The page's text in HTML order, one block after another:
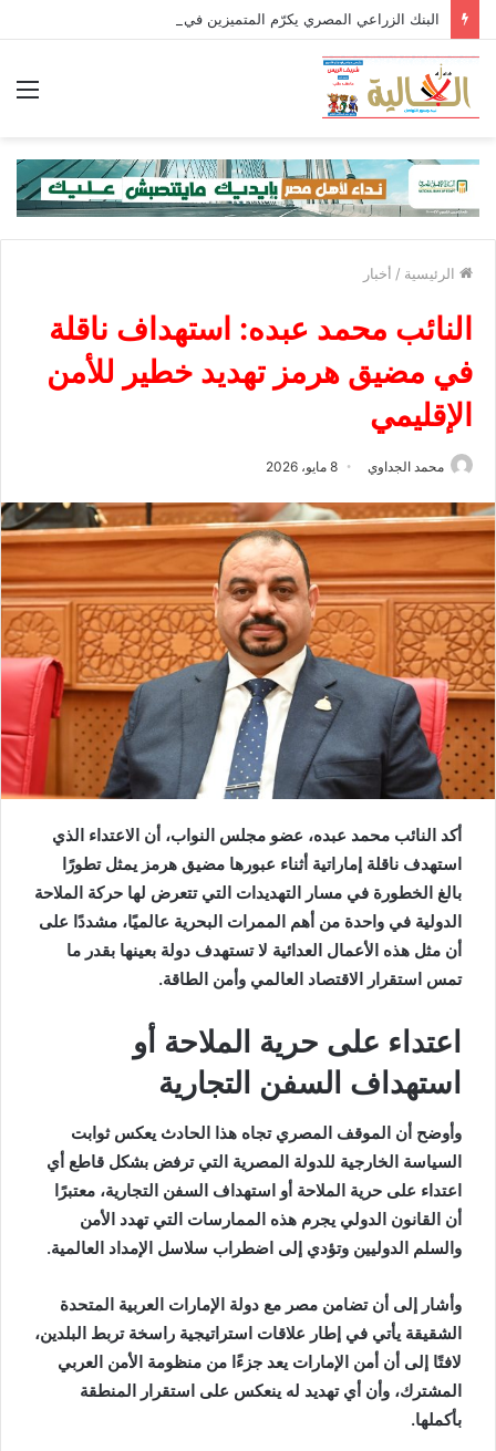
الرئيسية / أخبار
النائب محمد عبده: استهداف ناقلة
في مضيق هرمز تهديد خطير للأمن
الإقليمي
محمد الجداوي 8 مايو، 2026
أكد النائب محمد عبده، عضو مجلس النواب، أن الاعتداء الذي
استهدف ناقلة إماراتية أثناء عبورها مضيق هرمز يمثل تطورًا
بالغ الخطورة في مسار التهديدات التي تتعرض لها حركة الملاحة
الدولية في واحدة من أهم الممرات البحرية عالميًا، مشددًا على
أن مثل هذه الأعمال العدائية لا تستهدف دولة بعينها بقدر ما
تمس استقرار الاقتصاد العالمي وأمن الطاقة.
اعتداء على حرية الملاحة أو
استهداف السفن التجارية
وأوضح أن الموقف المصري تجاه هذا الحادث يعكس ثوابت
السياسة الخارجية للدولة المصرية التي ترفض بشكل قاطع أي
اعتداء على حرية الملاحة أو استهداف السفن التجارية، معتبرًا
أن القانون الدولي يجرم هذه الممارسات التي تهدد الأمن
والسلم الدوليين وتؤدي إلى اضطراب سلاسل الإمداد العالمية.
وأشار إلى أن تضامن مصر مع دولة الإمارات العربية المتحدة
الشقيقة يأتي في إطار علاقات استراتيجية راسخة تربط البلدين،
لافتًا إلى أن أمن الإمارات يعد جزءًا من منظومة الأمن العربي
المشترك، وأن أي تهديد له ينعكس على استقرار المنطقة
بأكملها.